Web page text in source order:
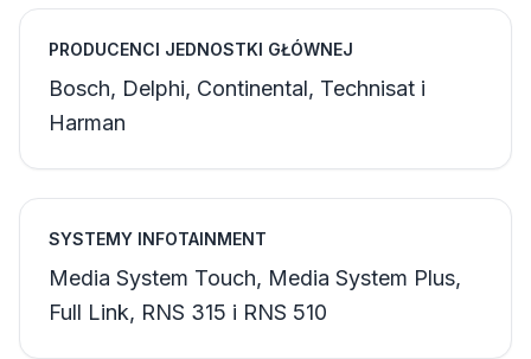
PRODUCENCI JEDNOSTKI GŁÓWNEJ
Bosch, Delphi, Continental, Technisat i
Harman
SYSTEMY INFOTAINMENT
Media System Touch, Media System Plus,
Full Link, RNS 315 i RNS 510